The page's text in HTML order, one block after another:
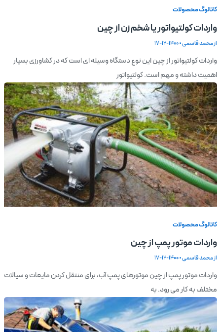
کاتالوگ محصولات
واردات کولتیواتور یا شخم زن از چین
ازمحمد قاسمی•
1400-12-17
واردات کولتیواتور از چین این نوع دستگاه وسیله ای است که در کشاورزی بسیار
اهمیت داشته و مهم است. کولتیواتور
کاتالوگ محصولات
واردات موتور پمپ از چین
ازمحمد قاسمی•
1400-12-17
واردات موتور پمپ از چین موتورهای پمپ آب، برای منتقل کردن مایعات و سیالات
مختلف به کار می رود. به